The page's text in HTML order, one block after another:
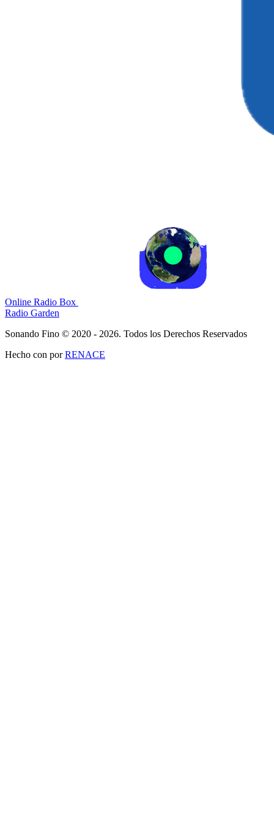
Online Radio Box
Radio Garden
Sonando Fino © 2020 - 2026. Todos los Derechos Reservados
Hecho con porRENACE